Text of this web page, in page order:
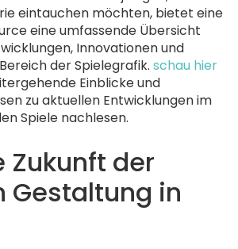
eintauchen möchten, bietet eine
eine umfassende Übersicht
Innovationen und
der Spielegrafik. schau hier
Einblicke und
zu aktuellen Entwicklungen im
Spiele nachlesen.
Zukunft der
Gestaltung in